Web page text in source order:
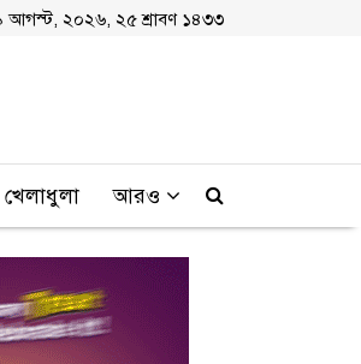
আগস্ট, ২০২৬, ২৫ শ্রাবণ ১৪৩৩
খেলাধুলা আরও